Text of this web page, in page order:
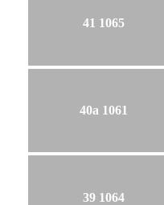
41 1065
40a 1061
39 1064